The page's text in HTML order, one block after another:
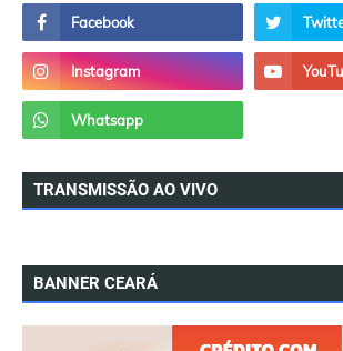
TRANSMISSÃO AO VIVO
BANNER CEARÁ